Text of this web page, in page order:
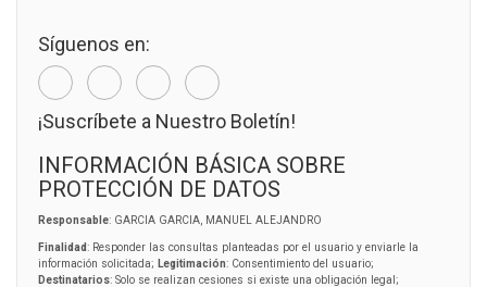
Síguenos en:
¡Suscríbete a Nuestro Boletín!
INFORMACIÓN BÁSICA SOBRE
PROTECCIÓN DE DATOS
Responsable: GARCIA GARCIA, MANUEL ALEJANDRO
Finalidad: Responder las consultas planteadas por el usuario y enviarle la
información solicitada; Legitimación: Consentimiento del usuario;
Destinatarios: Solo se realizan cesiones si existe una obligación legal;